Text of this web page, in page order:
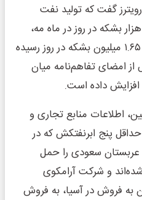
گفت که تولید نفت
کویت در ژوئن نسبت به ۵۸۰ هزار بشکه در روز در ماه مه،
افزایش چشمگیری یافته و به ۱.۶۵ میلیون بشکه در روز رسیده
امضای تفاهم‌نامه میان
افزایش داده است.
اطلاعات منابع تجاری و
پنج ابرنفتکش که در
نفت عربستان سعودی را حمل
و شرکت آرامکوی
فروش در آسیا، به فروش